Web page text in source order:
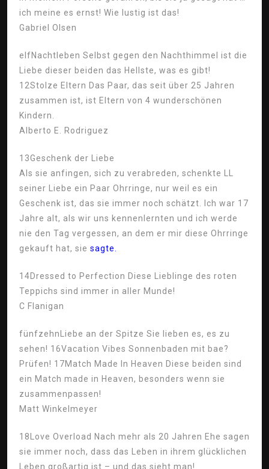
ich meine es ernst! Wie lustig ist das!
Gabriel Olsen
elfNachtleben Selbst gegen den Nachthimmel ist die
Liebe dieser beiden das Hellste, was es gibt!
12Stolze Eltern Das Paar, das seit über 25 Jahren
zusammen ist, ist Eltern von 4 wunderschönen
Kindern.
Alberto E. Rodriguez
13Geschenk der Liebe
Als sie anfingen, sich zu verabreden, schenkte LL
seiner Liebe ein Paar Ohrringe, nur weil es ein
Geschenk ist, das sie immer noch schätzt. Ich war 17
Jahre alt, als wir uns kennenlernten und ich werde
nie den Tag vergessen, an dem er mir diese Ohrringe
gekauft hat, sie sagte.
14Dressed to Perfection Diese Lieblinge des roten
Teppichs sind immer in aller Munde!
C Flanigan
fünfzehn
Liebe an der Spitze Sie lieben es, es zu
sehen! 16Vacation Vibes Sonnenbaden mit bae?
Prüfen! 17Match Made In Heaven Diese beiden sind
ein Match made in Heaven, besonders wenn sie
zusammenpassen!
Matt Winkelmeyer
18
Love Overload Nach mehr als 20 Jahren Ehe sagen
sie immer noch, dass das Leben in ihrem glücklichen
Leben großartig ist – und das sieht man!